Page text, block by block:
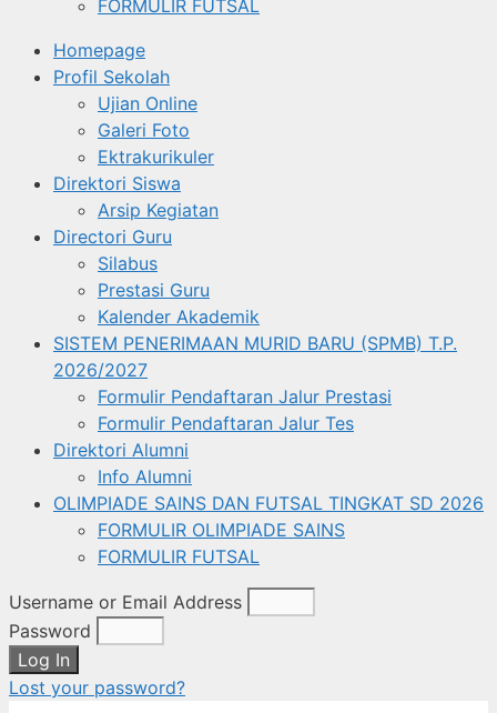
FORMULIR FUTSAL
Homepage
Profil Sekolah
Ujian Online
Galeri Foto
Ektrakurikuler
Direktori Siswa
Arsip Kegiatan
Directori Guru
Silabus
Prestasi Guru
Kalender Akademik
SISTEM PENERIMAAN MURID BARU (SPMB) T.P.
2026/2027
Formulir Pendaftaran Jalur Prestasi
Formulir Pendaftaran Jalur Tes
Direktori Alumni
Info Alumni
OLIMPIADE SAINS DAN FUTSAL TINGKAT SD 2026
FORMULIR OLIMPIADE SAINS
FORMULIR FUTSAL
Username or Email Address
Password
Log In
Lost your password?